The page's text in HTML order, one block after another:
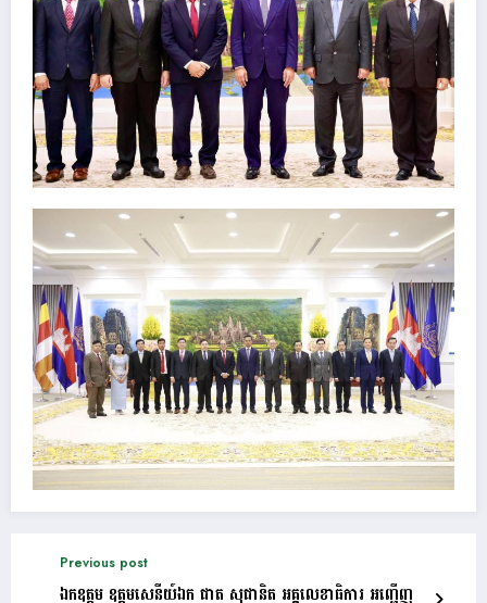
Previous post
ឯកឧត្តម ឧត្តមសេនីយ៍ឯក ផាត សុផានិត អគ្គលេខាធិការ អញ្ជើញ